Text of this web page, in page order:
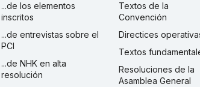
...de los elementos
inscritos
...de entrevistas sobre el
PCI
...de NHK en alta
resolución
Textos de la
Convención
Directices
Textos
Resoluciones de la
Asamblea General